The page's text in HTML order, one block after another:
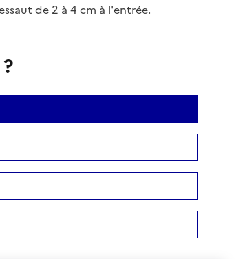
de 2 à 4 cm à l'entrée.